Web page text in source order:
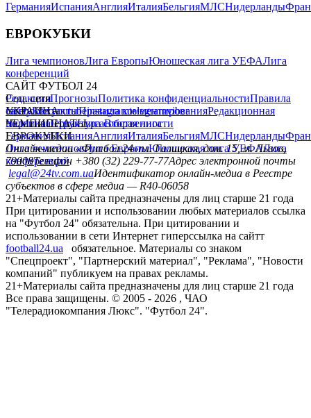
ГерманияИспанияАнглияИталияБельгияМЛСНидерланды
ЕВРОКУБКИ
Лига чемпионовЛига ЕвропыЮношеская лига УЕФАЛига
конференций
САЙТ ФУТБОЛ 24
РедакцияПрогнозыПолитика конфиденциальностиПравила
сайтуКонтактыПравила комментированияРедакционная
политикаСтруктура собственности
Соц. сети
facebookxyoutubeinstagramtelegramviber
УКРАИНА
УкраинаПервая лигаВторая лига
ЧЕМПИОНАТЫ
ГерманияИспанияАнглияИталияБельгияМЛСНидерланды
ЕВРОКУБКИ
Лига чемпионовЛига ЕвропыЮношеская лига УЕФАЛига
конференций
Онлайн-медиа «Футбол 24»пл. Галицкая, дом. 15, м. Львов,
79008Телефон +380 (32) 229-77-77Адрес электронной почты
legal@24tv.com.uaИдентификатор онлайн-медиа в Реестре
субъектов в сфере медиа — R40-06058
21+Материалы сайта предназначены для лиц старше 21 года
При цитировании и использовании любых материалов ссылка
на "Футбол 24" обязательна. При цитировании и
использовании в сети Интернет гиперссылка на сайтт
football24.ua
обязательное. Материалы со знаком
"Спецпроект", "Партнерский материал", "Реклама", "Новости
компаний" публикуем на правах рекламы.
21+Материалы сайта предназначены для лиц старше 21 года
Все права защищены. © 2005 - 2026 , ЧАО
"Телерадиокомпания Люкс". "Футбол 24".